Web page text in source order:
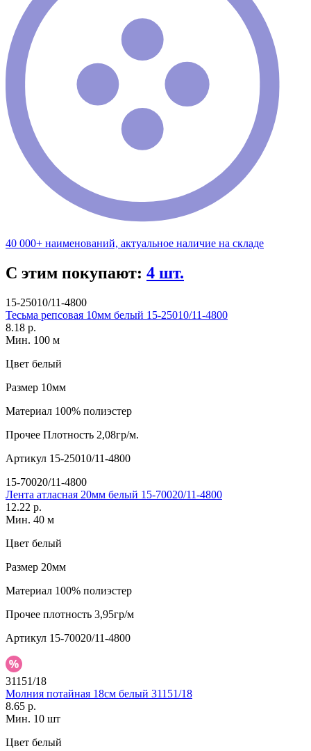
40 000+ наименований, актуальное наличие на складе
С этим покупают: 4 шт.
15-25010/11-4800
Тесьма репсовая 10мм белый 15-25010/11-4800
8.18 р.
Мин. 100 м
Цвет белый
Размер 10мм
Материал 100% полиэстер
Прочее Плотность 2,08гр/м.
Артикул 15-25010/11-4800
15-70020/11-4800
Лента атласная 20мм белый 15-70020/11-4800
12.22 р.
Мин. 40 м
Цвет белый
Размер 20мм
Материал 100% полиэстер
Прочее плотность 3,95гр/м
Артикул 15-70020/11-4800
31151/18
Молния потайная 18см белый 31151/18
8.65 р.
Мин. 10 шт
Цвет белый